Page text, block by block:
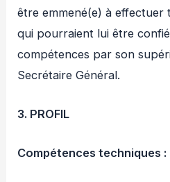
être emmené(e) à effectuer
qui pourraient lui être
compétences par son
Secrétaire Général.
3. PROFIL
Compétences techniques :